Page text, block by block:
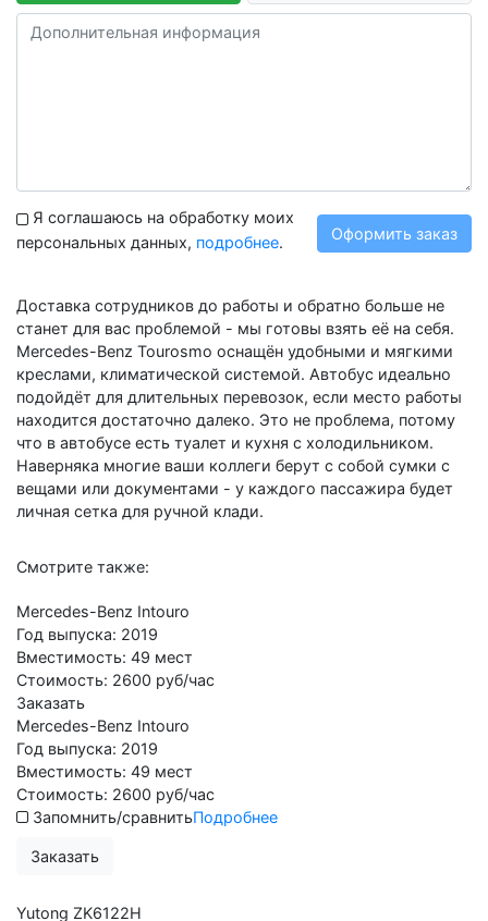
Я соглашаюсь на обработку моих
персональных данных, подробнее. Оформить заказ
Доставка сотрудников до работы и обратно больше не
станет для вас проблемой - мы готовы взять её на себя.
Mercedes-Benz Tourosmo оснащён удобными и мягкими
креслами, климатической системой. Автобус идеально
подойдёт для длительных перевозок, если место работы
находится достаточно далеко. Это не проблема, потому
что в автобусе есть туалет и кухня с холодильником.
Наверняка многие ваши коллеги берут с собой сумки с
вещами или документами - у каждого пассажира будет
личная сетка для ручной клади.
Смотрите также:
Mercedes-Benz Intouro
Год выпуска: 2019
Вместимость: 49 мест
Стоимость: 2600 руб/час
Заказать
Mercedes-Benz Intouro
Год выпуска: 2019
Вместимость: 49 мест
Стоимость: 2600 руб/час
Запомнить/сравнитьПодробнее
Заказать
Yutong ZK6122H